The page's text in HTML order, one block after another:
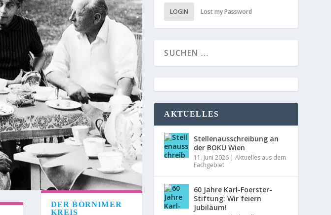
DER BORNIMER
KREIS
LOGIN Lost my Password
AKTUELLES
Stellenausschreibung an
der BOKU Wien
11. Juni 2026 |Aktuelles aus dem
Fachgebiet
60 Jahre Karl-Foerster-
Stiftung: Wir feiern
Jubiläum!